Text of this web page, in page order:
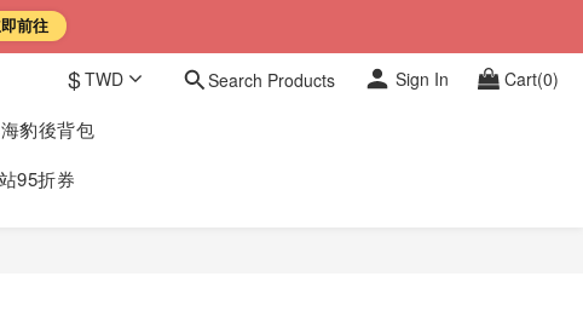
$TWD Search Products Sign In Cart(0)
豹後背包
95折券
前往